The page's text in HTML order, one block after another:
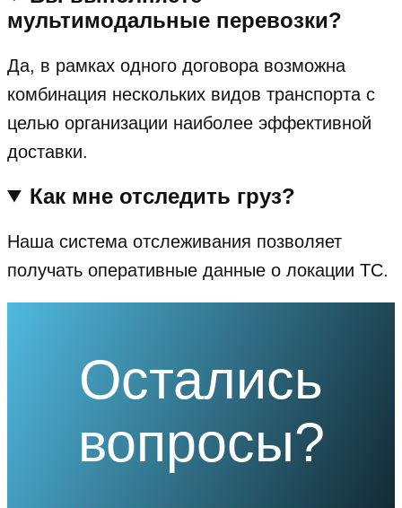
мультимодальные перевозки?
Да, в рамках одного договора возможна
комбинация нескольких видов транспорта с
целью организации наиболее эффективной
доставки.
Как мне отследить груз?
Наша система отслеживания позволяет
получать оперативные данные о локации ТС.
Остались
вопросы?